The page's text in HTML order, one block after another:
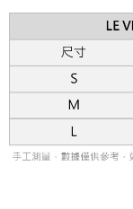
１．於結帳方式選擇
結帳頁面，進行簡訊
２．訂單成立數日內
３．收到繳費通知簡
ATM／網路銀行／等
※ 請注意：結帳手續
購買商品的店家。未
後付繳納相關費用。
是否繳費成功／繳費